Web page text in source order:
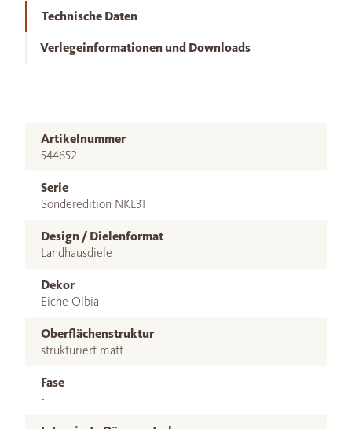
Technische Daten
Verlegeinformationen und Downloads
Artikelnummer
544652
Serie
Sonderedition NKL31
Design / Dielenformat
Landhausdiele
Dekor
Eiche Olbia
Oberflächenstruktur
strukturiert matt
Fase
-